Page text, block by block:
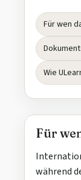
Für wen
Wie
Für
während